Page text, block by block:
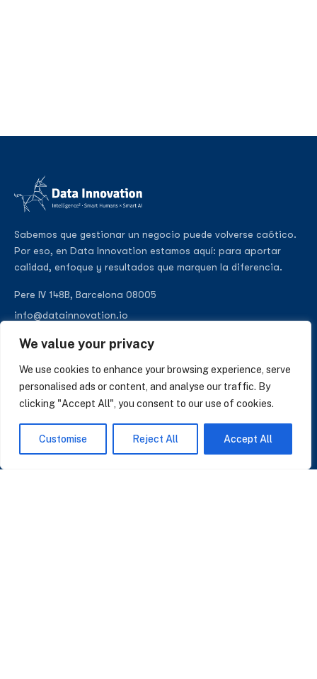
We value your privacy
We use cookies to enhance your browsing experience, serve
personalised ads or content, and analyse our traffic. By
clicking "Accept All", you consent to our use of cookies.
Customise Reject All Accept All
Sabemos que gestionar un negocio puede volverse caótico.
Por eso, en Data Innovation estamos aquí: para aportar
calidad, enfoque y resultados que marquen la diferencia.
Pere IV 148B, Barcelona 08005
info@datainnovation.io
SUSCRÍBASE A NUESTRAS NOTICIAS
Perspectivas sobre IA, datos y CRM. Sin spam, solo lo que importa.